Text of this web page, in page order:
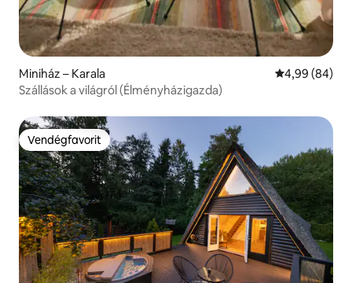
Miniház – Karala Átlagos
4,99 (84)
Szállások a világról (Élményházigazda)
Vendégfavorit
Vendégfavorit